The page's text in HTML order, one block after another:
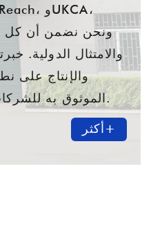
ونحن نضمن أن كل
والامتثال الدولية.
والإنتاج على
الموثوق به للشركات في جميع أنحاء العالم.
أكثر+